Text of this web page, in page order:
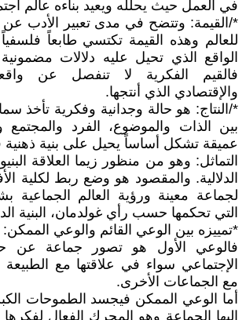
في العمل حيث يحلله ويعيد بناءه عالم
*/القيمة: وتتضح في مدى تعبير الأدب
للعالم وهذه القيمة تكتسي طابعاً
الواقع الذي تحيل عليه دلالات
فالقيم الفكرية لا تنفصل عن
والإقتصادي الذي أنتجها.
*/النتاج: هو حالة وجدانية وفكرية تأخذ
بين الذات والموضوع، الفرد والمجتمع
عميقة تشكل أساساً يحيل على بنية ذهنية
التماثل: وهو من منظور زيما العلاقة
الدلالية. والمقصود هو وضع ربط لكلية
لجماعة معينة ورؤية العالم الجماعية
التي تحكمها حسب رأي غولدمان، البنية
*تمييزه بين الوعي القائم والوعي الممكن:
فالوعي الأول هو تصور جماعة عن
الإجتماعي سواء في علاقتها مع
مع الجماعات الأخرى.
أما الوعي الممكن فيجسد الطموحات
إليها الجماعة وهو المحرك الفعال